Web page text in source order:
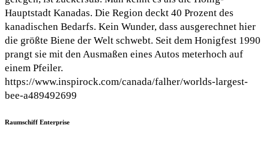
Hauptstadt Kanadas. Die Region deckt 40 Prozent des
kanadischen Bedarfs. Kein Wunder, dass ausgerechnet hier
die größte Biene der Welt schwebt. Seit dem Honigfest 1990
prangt sie mit den Ausmaßen eines Autos meterhoch auf
einem Pfeiler.
https://www.inspirock.com/canada/falher/worlds-largest-
bee-a489492699
Raumschiff Enterprise